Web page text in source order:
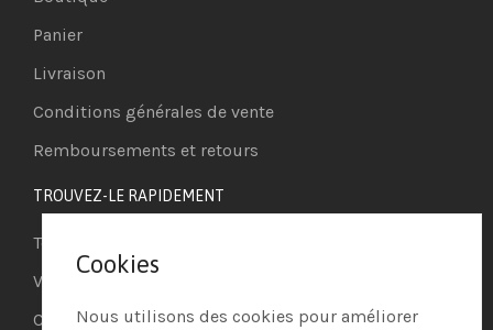
Panier
Livraison
Conditions générales de vente
Remboursements et retours
TROUVEZ-LE RAPIDEMENT
Téléphonie IP
Visioconférence
Casques
Cookies
Nous utilisons des cookies pour améliorer